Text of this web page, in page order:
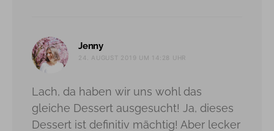
Jenny
24. AUGUST 2019 UM 14:28 UHR
Lach, da haben wir uns wohl das
gleiche Dessert ausgesucht! Ja, dieses
Dessert ist definitiv mächtig! Aber lecker